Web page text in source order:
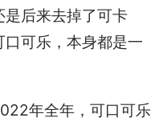
后来去掉了可卡
可乐，本身都是一
年全年，可口可乐